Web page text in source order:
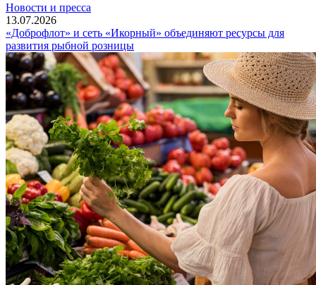
Новости и пресса
13.07.2026
«Доброфлот» и сеть «Икорный» объединяют ресурсы для
развития рыбной розницы